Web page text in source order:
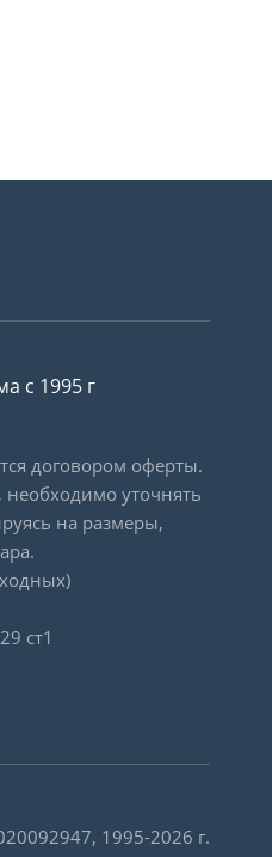
с 1995 г
договором оферты.
уточнять
на размеры,
ст1
1995-2026 г.